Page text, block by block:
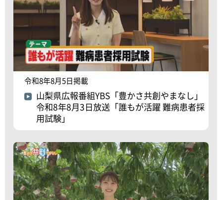
令和8年8月5日掲載
山梨県広報番組YBS「豊かさ共創やまなし」
令和8年8月3日放送「誰もが活躍 難病患者採
用試験」